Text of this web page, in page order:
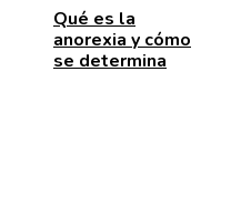
Qué es la
anorexia y cómo
se determina